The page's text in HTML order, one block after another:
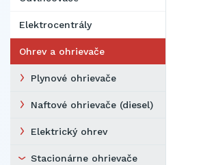
Elektrocentrály
Ohrev a ohrievače
Plynové ohrievače
Naftové ohrievače (diesel)
Elektrický ohrev
Stacionárne ohrievače